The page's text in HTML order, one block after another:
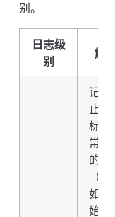
别。
日志级
别
解
记录
止灰
标帜
常运
的事
（例
如，
始化